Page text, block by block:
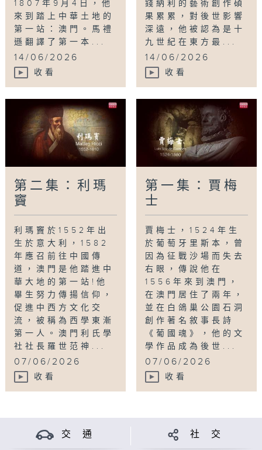
1807年9月4日，他
來到踏上中華土地的
第一站：澳門。馬禮
遜翻譯了第一本...
14/06/2026
收看
錢納利的藝術創作碩
果累累，對後世影響
深遠，他被認為是十
九世紀在東方最...
14/06/2026
收看
第二集：利瑪
竇
利瑪竇於1552年出
生於意大利，1582
年應召前往中國傳
道，澳門是他踏進中
華大地的第一站!他
畢生努力傳揚信仰，
促進中西方文化交
流，被稱為西學東漸
第一人。澳門利氏學
社社長羅世范神...
07/06/2026
收看
第一集：賈梅
士
賈梅士，1524年生
於葡萄牙里斯本，曾
因為征戰沙場而失去
右眼，傳說他在
1556年來到澳門，
在澳門居住了兩年，
並在白鴿巢公園石洞
創作著名敘事長詩
《葡國魂》，他的文
學作品成為後世...
07/06/2026
收看
交 通 社 交